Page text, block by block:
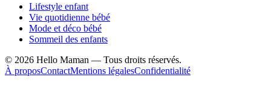
Lifestyle enfant
Vie quotidienne bébé
Mode et déco bébé
Sommeil des enfants
© 2026 Hello Maman — Tous droits réservés.
À proposContactMentions légalesConfidentialité